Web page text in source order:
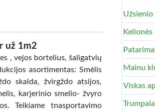
už 1m2
, vejos bortelius, šaligatvių
asortimentas: Smėlis
skalda, žvirgždo atsijos,
karjerinio smelio- žvyro
Teikiame tnasportavimo
Kelionės
Mainu
Viskas